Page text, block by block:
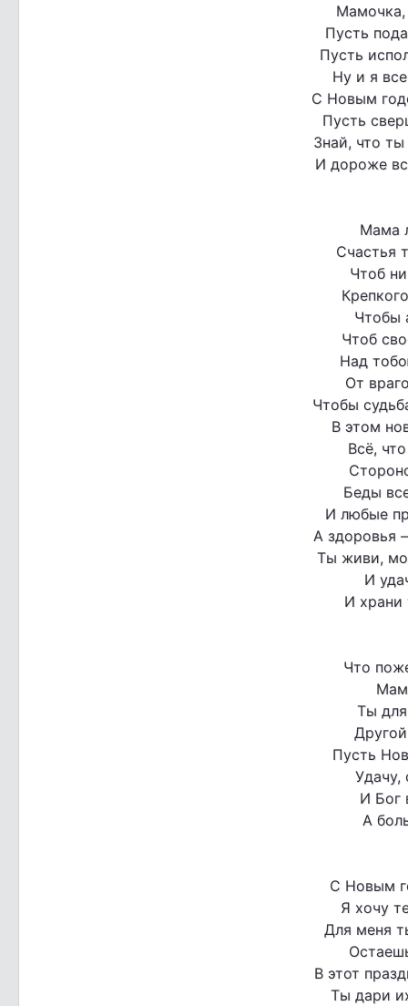
Мамочка,
Пусть
Пусть
Ну и я
С Новым
Пусть
Знай, что
И дороже
Мама
Счастья
Чтоб
Чтобы
Чтоб
Над
От
Чтобы
В этом
Всё,
Беды
И любые
А здоровья
Ты живи,
И
И храни
Что
Ты
Пусть
Удачу,
И Бог
А
С Новым
Я хочу
Для меня
В этот
Ты дари